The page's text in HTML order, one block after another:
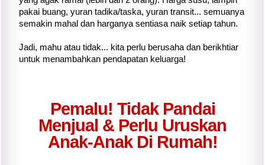
pakai buang, yuran tadika/taska, yuran transit... semuanya
semakin mahal dan harganya sentiasa naik setiap tahun.
Jadi, mahu atau tidak... kita perlu berusaha dan berikhtiar
untuk menambahkan pendapatan keluarga!
Pemalu! Tidak Pandai
Menjual & Perlu Uruskan
Anak-Anak Di Rumah!